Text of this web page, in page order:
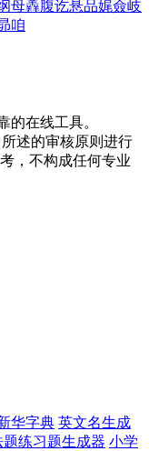
母羴腹讫悬品娓僉岐
咱
的在线工具。
述的审核原则进行
，不构成任何专业
华字典 英文名生成
题练习题生成器 小学